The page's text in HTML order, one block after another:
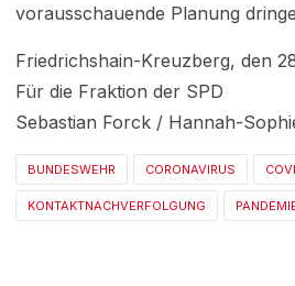
vorausschauende Planung
Friedrichshain-Kreuzberg, den
Für die Fraktion der SPD
Sebastian Forck / Hannah-
BUNDESWEHR CORONAVIRUS
KONTAKTNACHVERFOLGUNG